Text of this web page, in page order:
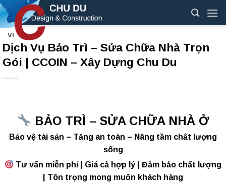
Skip
to
content
VI
Dịch Vụ Bảo Trì – Sửa Chữa Nhà Trọn
Gói | CCOIN – Xây Dựng Chu Du
BẢO TRÌ – SỬA CHỮA NHÀ Ở
Bảo vệ tài sản – Tăng an toàn – Nâng tầm chất lượng
sống
Tư vấn miễn phí | Giá cả hợp lý | Đảm bảo chất lượng
| Tôn trọng mong muốn khách hàng